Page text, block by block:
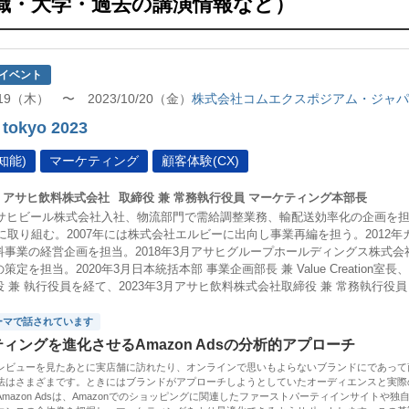
ベント
（木） 〜 2023/10/20（金） 株式会社コムエクスポジアム・ジャ
2023
能) マーケティング 顧客体験(CX)
アサヒ飲料株式会社
取締役 兼 常務執行役員 マーケティング本部長
ヒビール株式会社入社、物流部門で需給調整業務、輸配送効率化の企画を
取り組む。2007年には株式会社エルビーに出向し事業再編を担う。2012
事業の経営企画を担当。2018年3月アサヒグループホールディングス株式
策定を担当。2020年3月日本統括本部 事業企画部長 兼 Value Creation室長
兼 執行役員を経て、2023年3月アサヒ飲料株式会社取締役 兼 常務執行役
マで話されています
ィングを進化させるAmazon Adsの分析的アプローチ
ビューを見たあとに実店舗に訪れたり、オンラインで思いもよらないブランドにであっ
はさまざまです。ときにはブランドがアプローチしようとしていたオーディエンスと実
Adsは、Amazonでのショッピングに関連したファーストパーティインサイトや独